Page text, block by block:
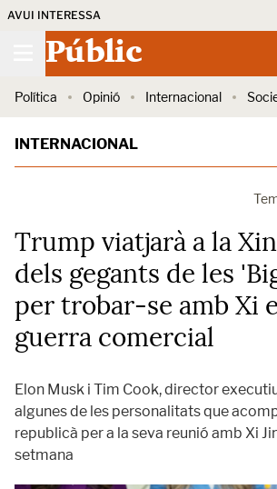
AVUI INTERESSA
Públic
Política Opinió Internacional
INTERNACIONAL
Trump viatjarà a la
dels gegants de les
per trobar-se amb Xi
guerra comercial
Elon Musk i Tim Cook, director
algunes de les personalitats que
republicà per a la seva reunió amb Xi
setmana